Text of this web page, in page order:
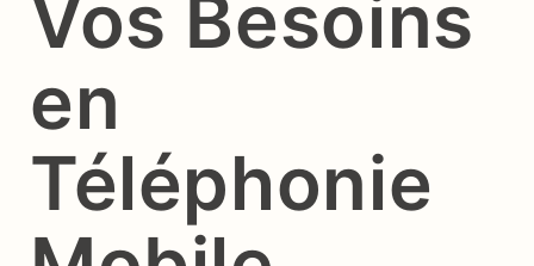
Vos Besoins
en
Téléphonie